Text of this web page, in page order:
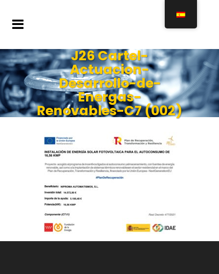
J26 Cartel-
Actuacion-
Desarrollo-de-
Energas-
Renovables-C7 (002)